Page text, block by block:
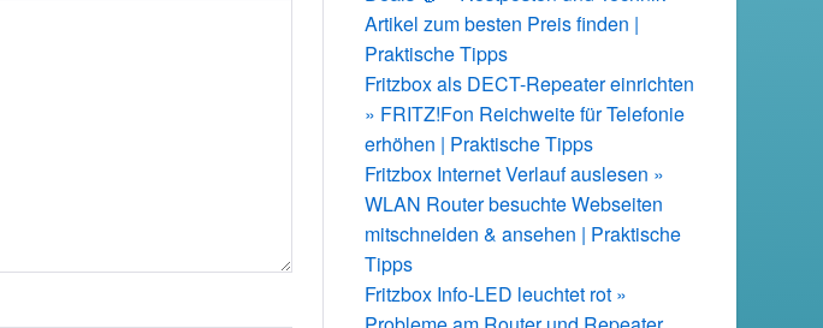
Artikel zum besten Preis finden |
Praktische Tipps
Fritzbox als DECT-Repeater einrichten
» FRITZ!Fon Reichweite für Telefonie
erhöhen | Praktische Tipps
Fritzbox Internet Verlauf auslesen »
WLAN Router besuchte Webseiten
mitschneiden & ansehen | Praktische
Tipps
Fritzbox Info-LED leuchtet rot »